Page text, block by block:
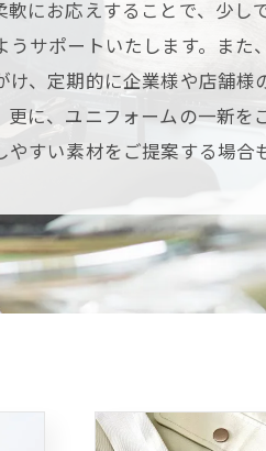
にお応えすることで、少し
サポートいたします。また
、定期的に企業様や店舗様
に、ユニフォームの一新を
すい素材をご提案する場合